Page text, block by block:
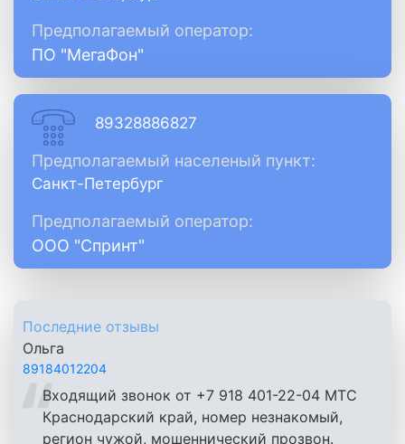
Предполагаемый оператор:
ПО "МегаФон"
89328886827
Предполагаемый населеный пункт:
Санкт-Петербург
Предполагаемый оператор:
ООО "Спринт"
Последние отзывы
Ольга
89184012204
Входящий звонок от +7 918 401-22-04 МТС
Краснодарский край, номер незнакомый,
регион чужой, мошеннический прозвон.